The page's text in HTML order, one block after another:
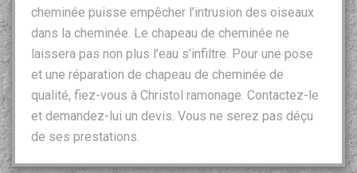
cheminée puisse empêcher l’intrusion des oiseaux
dans la cheminée. Le chapeau de cheminée ne
laissera pas non plus l’eau s’infiltre. Pour une pose
et une réparation de chapeau de cheminée de
qualité, fiez-vous à Christol ramonage. Contactez-le
et demandez-lui un devis. Vous ne serez pas déçu
de ses prestations.